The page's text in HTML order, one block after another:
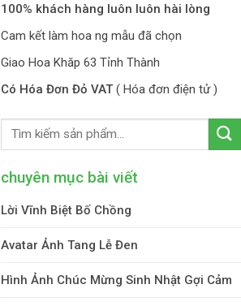
100% khách hàng luôn luôn hài lòng
Cam kết làm hoa ng mẫu đã chọn
Giao Hoa Khăp 63 Tỉnh Thành
Có Hóa Đơn Đỏ VAT ( Hóa đơn điện tử )
chuyên mục bài viết
Lời Vĩnh Biệt Bố Chồng
Avatar Ảnh Tang Lễ Đen
Hình Ảnh Chúc Mừng Sinh Nhật Gợi Cảm